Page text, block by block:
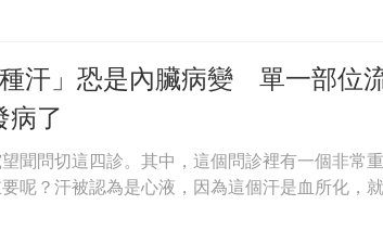
汗」恐是內臟病變 單一部位
病了
聞問切這四診。其中，這個問診裡有一個非常
呢？汗被認為是心液，因為這個汗是血所化，